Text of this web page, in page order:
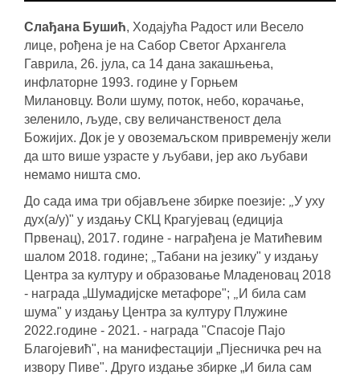
Слађана Бушић, Ходајућа Радост или Весело
лице, рођена је на Сабор Светог Архангела
Гаврила, 26. јула, са 14 дана закашњења,
инфлаторне 1993. године у Горњем
Милановцу. Воли шуму, поток, небо, корачање,
зеленило, људе, сву величанственост дела
Божијих. Док је у овоземаљском привременју жели
да што више узрасте у љубави, јер ако љубави
немамо ништа смо.
До сада има три објављене збирке поезије: „У уху
дух(а/у)" у издању СКЦ Крагујевац (едиција
Првенац), 2017. године - награђена је Матићевим
шалом 2018. године; „Табани на језику" у издању
Центра за културу и образовање Младеновац 2018
- награда „Шумадијске метафоре"; „И била сам
шума" у издању Центра за културу Плужине
2022.године - 2021. - награда "Спасоје Пајо
Благојевић", на манифестацији „Пјесничка реч на
извору Пиве". Друго издање збирке „И била сам